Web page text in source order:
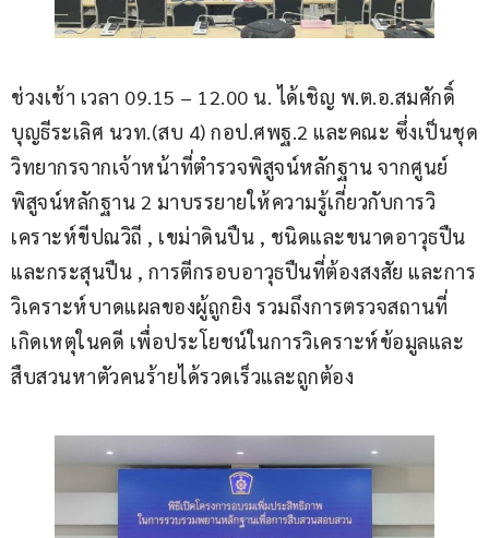
ช่วงเช้า เวลา 09.15 – 12.00 น. ได้เชิญ พ.ต.อ.สมศักดิ์
บุญธีระเลิศ นวท.(สบ 4) กอป.ศพฐ.2 และคณะ ซึ่งเป็นชุด
วิทยากรจากเจ้าหน้าที่ตำรวจพิสูจน์หลักฐาน จากศูนย์
พิสูจน์หลักฐาน 2 มาบรรยายให้ความรู้เกี่ยวกับการวิ
เคราะห์ขีปณวิถี , เขม่าดินปืน , ชนิดและขนาดอาวุธปืน
และกระสุนปืน , การตีกรอบอาวุธปืนที่ต้องสงสัย และการ
วิเคราะห์บาดแผลของผู้ถูกยิง รวมถึงการตรวจสถานที่
เกิดเหตุในคดี เพื่อประโยชน์ในการวิเคราะห์ข้อมูลและ
สืบสวนหาตัวคนร้ายได้รวดเร็วและถูกต้อง